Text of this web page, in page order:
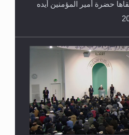
حضرة أمير المؤمنين أيده